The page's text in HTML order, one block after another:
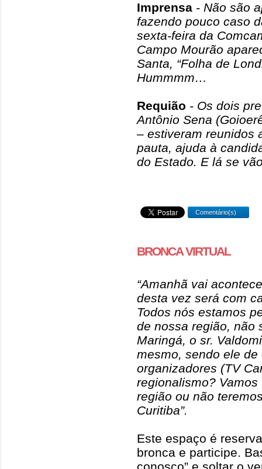
Imprensa - Não são
fazendo pouco caso
sexta-feira da
Campo Mourão
Santa, “Folha de
Hummmm…
Requião - Os dois
Antônio Sena
– estiveram reunidos
pauta, ajuda à
do Estado. E lá se
Comentário(s)
BRONCA VIRTUAL
“Amanhã vai
desta vez será com
Todos nós estamos
de nossa região, não
Maringá, o sr.
mesmo, sendo ele
organizadores (TV
regionalismo?
região ou não
Curitiba”.
Este espaço é
bronca e participe.